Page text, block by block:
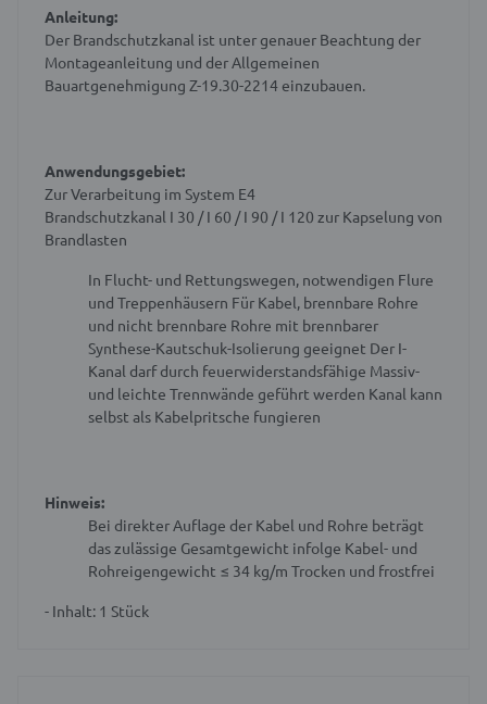
Anleitung:
Der Brandschutzkanal ist unter genauer Beachtung der
Montageanleitung und der Allgemeinen
Bauartgenehmigung Z-19.30-2214 einzubauen.
Anwendungsgebiet:
Zur Verarbeitung im System E4
Brandschutzkanal I 30 / I 60 / I 90 / I 120 zur Kapselung von
Brandlasten
In Flucht- und Rettungswegen, notwendigen Flure
und Treppenhäusern Für Kabel, brennbare Rohre
und nicht brennbare Rohre mit brennbarer
Synthese-Kautschuk-Isolierung geeignet Der I-
Kanal darf durch feuerwiderstandsfähige Massiv-
und leichte Trennwände geführt werden Kanal kann
selbst als Kabelpritsche fungieren
Hinweis:
Bei direkter Auflage der Kabel und Rohre beträgt
das zulässige Gesamtgewicht infolge Kabel- und
Rohreigengewicht ≤ 34 kg/m Trocken und frostfrei
- Inhalt: 1 Stück